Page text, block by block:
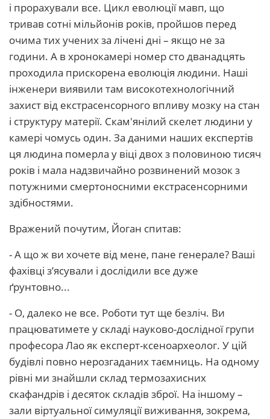
і прорахували все. Цикл еволюції мавп, що
тривав сотні мільйонів років, пройшов перед
очима тих учених за лічені дні – якщо не за
години. А в хронокамері номер сто дванадцять
проходила прискорена еволюція людини. Наші
інженери виявили там високотехнологічний
захист від екстрасенсорного впливу мозку на стан
і структуру матерії. Скам'янілий скелет людини у
камері чомусь один. За даними наших експертів
ця людина померла у віці двох з половиною тисяч
років і мала надзвичайно розвинений мозок з
потужними смертоносними екстрасенсорними
здібностями.
Вражений почутим, Йоган спитав:
- А що ж ви хочете від мене, пане генерале? Ваші
фахівці з’ясували і дослідили все дуже
ґрунтовно...
- О, далеко не все. Роботи тут ще безліч. Ви
працюватимете у складі науково-дослідної групи
професора Лао як експерт-ксеноархеолог. У цій
будівлі повно нерозгаданих таємниць. На одному
рівні ми знайшли склад термозахисних
скафандрів і десяток складів зброї. На іншому –
зали віртуальної симуляції виживання, зокрема,